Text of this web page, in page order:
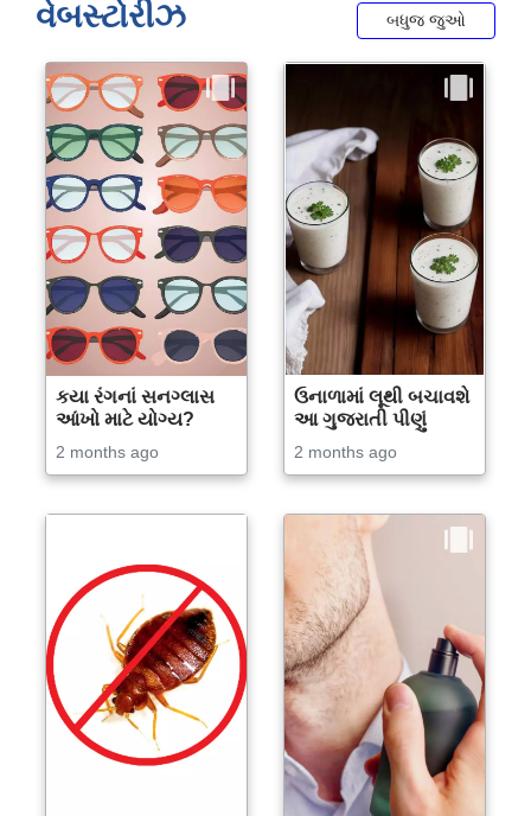
વેબસ્ટોરીઝ બધુજ જુઓ
કયા રંગનાં સનગ્લાસ
આંખો માટે યોગ્ય?
2 months ago
ઉનાળામાં લૂથી બચાવશે
આ ગુજરાતી પીણું
2 months ago